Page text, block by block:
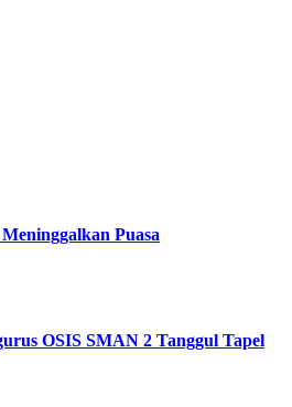
Puasa
OSIS SMAN 2 Tanggul Tapel